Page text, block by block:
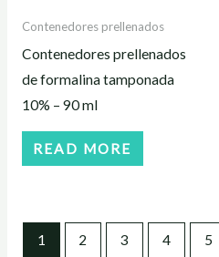
Contenedores prellenados
Contenedores prellenados
de formalina tamponada
10% – 90 ml
READ MORE
1 2 3 4 5